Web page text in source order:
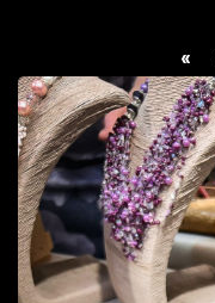
W RZESZOWIE
«